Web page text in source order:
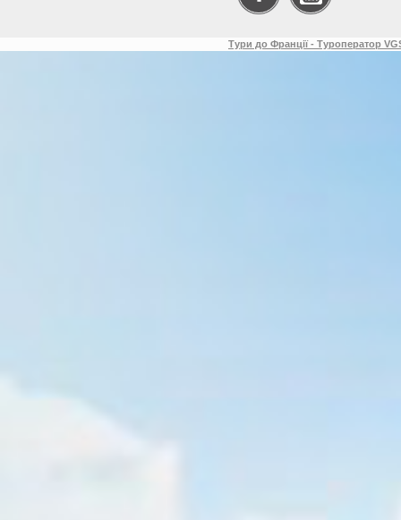
Тури до Франції - Туроператор